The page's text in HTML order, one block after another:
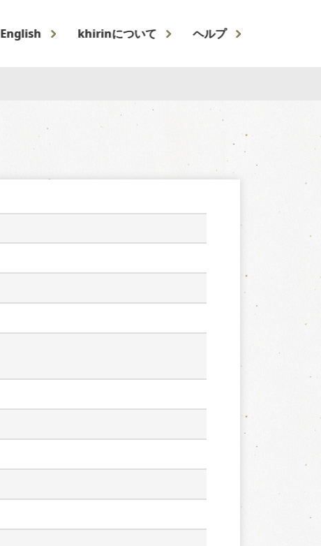
English khirinについて ヘルプ